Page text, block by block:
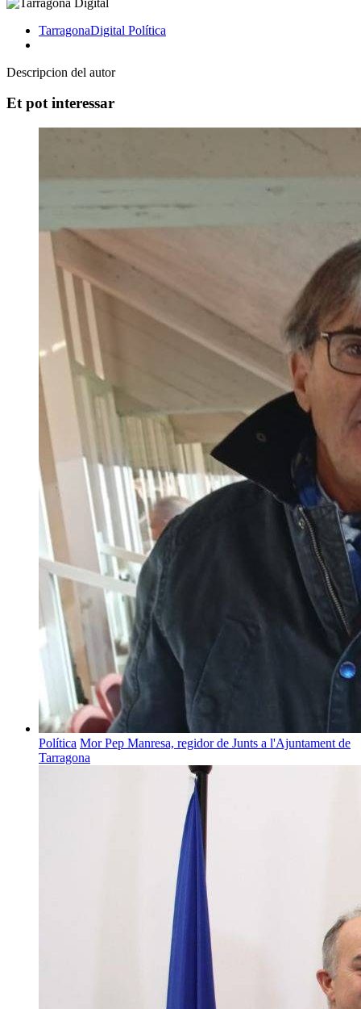
TarragonaDigital Política
Descripcion del autor
Et pot interessar
Política Mor Pep Manresa, regidor de Junts a l'Ajuntament de
Tarragona